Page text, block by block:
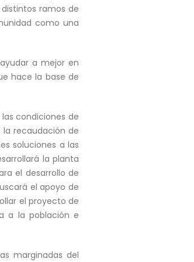
ramos de
como una
a mejor en
hace la base de
condiciones de
la recaudación de
soluciones a las
la planta
el desarrollo de
el apoyo de
el proyecto de
a la población e
marginadas del